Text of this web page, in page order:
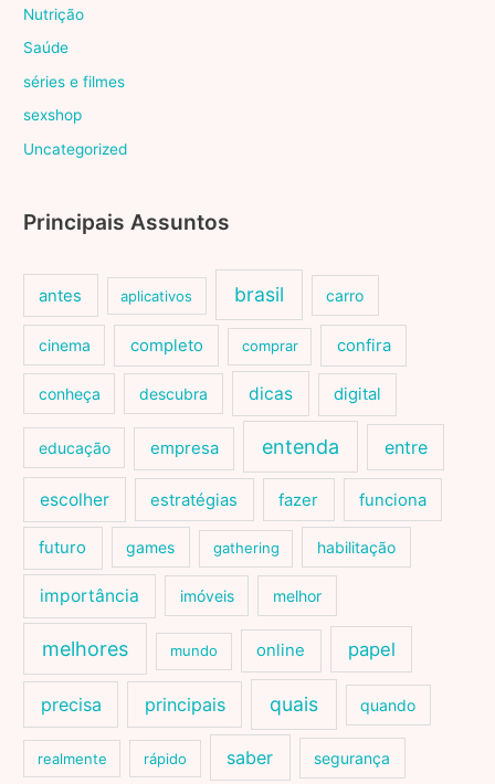
Nutrição
Saúde
séries e filmes
sexshop
Uncategorized
Principais Assuntos
antes aplicativos brasil carro
cinema completo comprar confira
conheça descubra dicas digital
educação empresa entenda entre
escolher estratégias fazer funciona
futuro games gathering habilitação
importância imóveis melhor
melhores mundo online papel
precisa principais quais quando
realmente rápido saber segurança